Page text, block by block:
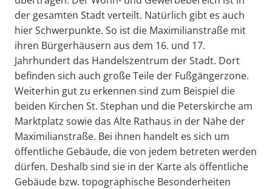
der gesamten Stadt verteilt. Natürlich gibt es auch
hier Schwerpunkte. So ist die Maximilianstraße mit
ihren Bürgerhäusern aus dem 16. und 17.
Jahrhundert das Handelszentrum der Stadt. Dort
befinden sich auch große Teile der Fußgängerzone.
Weiterhin gut zu erkennen sind zum Beispiel die
beiden Kirchen St. Stephan und die Peterskirche am
Marktplatz sowie das Alte Rathaus in der Nähe der
Maximilianstraße. Bei ihnen handelt es sich um
öffentliche Gebäude, die von jedem betreten werden
dürfen. Deshalb sind sie in der Karte als öffentliche
Gebäude bzw. topographische Besonderheiten